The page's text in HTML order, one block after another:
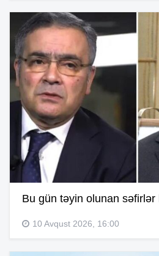
Bu gün təyin olunan səfirlər
10 Avqust 2026, 16:00